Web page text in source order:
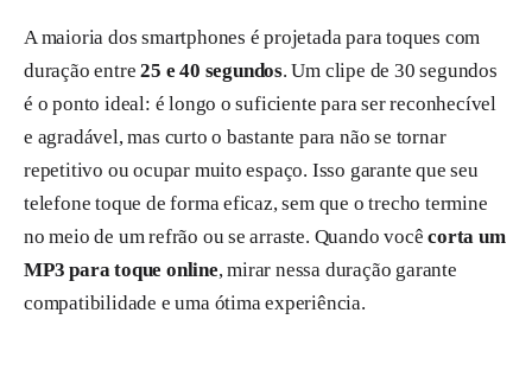
A maioria dos smartphones é projetada para toques com
duração entre25 e 40 segundos. Um clipe de 30 segundos
é o ponto ideal: é longo o suficiente para ser reconhecível
e agradável, mas curto o bastante para não se tornar
repetitivo ou ocupar muito espaço. Isso garante que seu
telefone toque de forma eficaz, sem que o trecho termine
no meio de um refrão ou se arraste. Quando vocêcorta um
MP3 para toque online, mirar nessa duração garante
compatibilidade e uma ótima experiência.